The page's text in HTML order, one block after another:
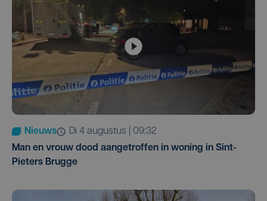
Nieuws
di 4 augustus | 09:32
Man en vrouw dood aangetroffen in woning in Sint-
Pieters Brugge